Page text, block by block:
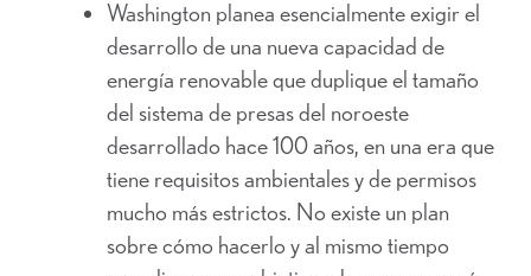
Washington planea esencialmente exigir el
desarrollo de una nueva capacidad de
energía renovable que duplique el tamaño
del sistema de presas del noroeste
desarrollado hace 100 años, en una era que
tiene requisitos ambientales y de permisos
mucho más estrictos. No existe un plan
sobre cómo hacerlo y al mismo tiempo